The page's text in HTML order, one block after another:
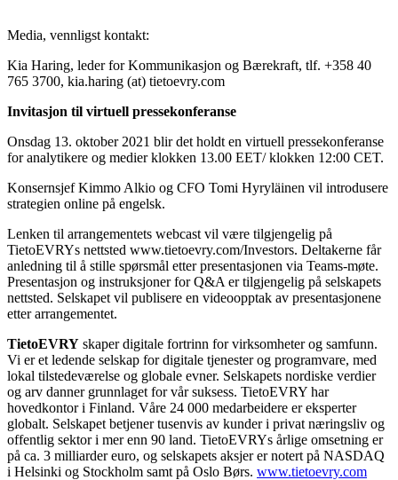
Media, vennligst kontakt:
Kia Haring, leder for Kommunikasjon og Bærekraft, tlf. +358 40
765 3700, kia.haring (at) tietoevry.com
Invitasjon til virtuell pressekonferanse
Onsdag 13. oktober 2021 blir det holdt en virtuell pressekonferanse
for analytikere og medier klokken 13.00 EET/ klokken 12:00 CET.
Konsernsjef Kimmo Alkio og CFO Tomi Hyryläinen vil introdusere
strategien online på engelsk.
Lenken til arrangementets webcast vil være tilgjengelig på
TietoEVRYs nettsted www.tietoevry.com/Investors. Deltakerne får
anledning til å stille spørsmål etter presentasjonen via Teams-møte.
Presentasjon og instruksjoner for Q&A er tilgjengelig på selskapets
nettsted. Selskapet vil publisere en videoopptak av presentasjonene
etter arrangementet.
TietoEVRY skaper digitale fortrinn for virksomheter og samfunn.
Vi er et ledende selskap for digitale tjenester og programvare, med
lokal tilstedeværelse og globale evner. Selskapets nordiske verdier
og arv danner grunnlaget for vår suksess. TietoEVRY har
hovedkontor i Finland. Våre 24 000 medarbeidere er eksperter
globalt. Selskapet betjener tusenvis av kunder i privat næringsliv og
offentlig sektor i mer enn 90 land. TietoEVRYs årlige omsetning er
på ca. 3 milliarder euro, og selskapets aksjer er notert på NASDAQ
i Helsinki og Stockholm samt på Oslo Børs. www.tietoevry.com